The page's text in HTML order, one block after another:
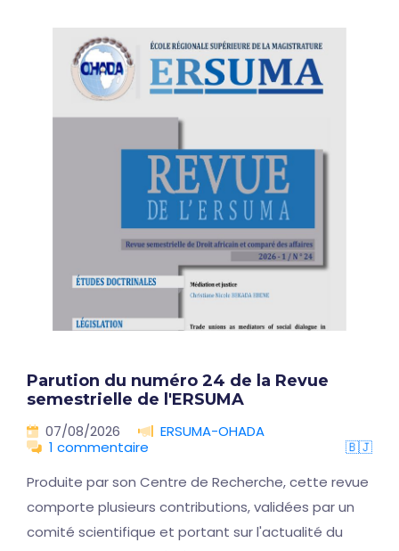
Parution du numéro 24 de la Revue
semestrielle de l'ERSUMA
07/08/2026
ERSUMA-OHADA
1 commentaire
🇧🇯
Produite par son Centre de Recherche, cette revue
comporte plusieurs contributions, validées par un
comité scientifique et portant sur l'actualité du